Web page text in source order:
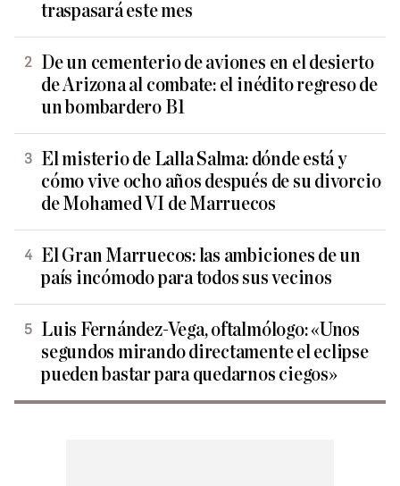
traspasará este mes
De un cementerio de aviones en el desierto
de Arizona al combate: el inédito regreso de
un bombardero B1
El misterio de Lalla Salma: dónde está y
cómo vive ocho años después de su divorcio
de Mohamed VI de Marruecos
El Gran Marruecos: las ambiciones de un
país incómodo para todos sus vecinos
Luis Fernández-Vega, oftalmólogo: «Unos
segundos mirando directamente el eclipse
pueden bastar para quedarnos ciegos»